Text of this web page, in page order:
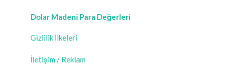
Dolar Madeni Para Değerleri
Gizlilik İlkeleri
İletişim / Reklam